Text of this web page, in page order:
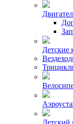
Детские
Детский